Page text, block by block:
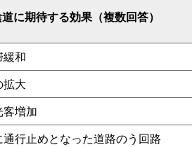
に期待する効果（複数回答）
和
拡大
増加
行止めとなった道路のう回路